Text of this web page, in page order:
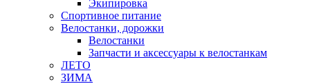
Экипировка
Спортивное питание
Велостанки, дорожки
Велостанки
Запчасти и аксессуары к велостанкам
ЛЕТО
ЗИМА